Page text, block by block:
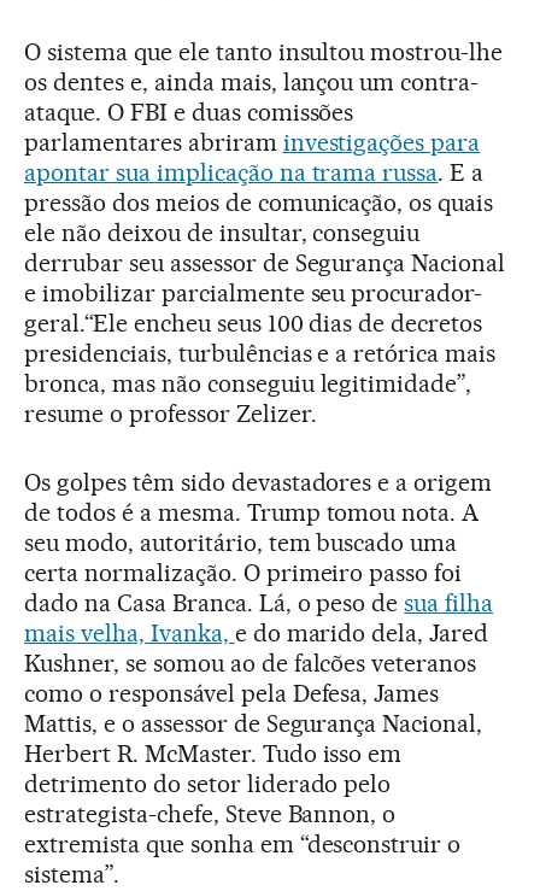
O sistema que ele tanto insultou mostrou-lhe
os dentes e, ainda mais, lançou um contra-
ataque. O FBI e duas comissões
parlamentares abriram investigações para
apontar sua implicação na trama russa. E a
pressão dos meios de comunicação, os quais
ele não deixou de insultar, conseguiu
derrubar seu assessor de Segurança Nacional
e imobilizar parcialmente seu procurador-
geral.“Ele encheu seus 100 dias de decretos
presidenciais, turbulências e a retórica mais
bronca, mas não conseguiu legitimidade”,
resume o professor Zelizer.
Os golpes têm sido devastadores e a origem
de todos é a mesma. Trump tomou nota. A
seu modo, autoritário, tem buscado uma
certa normalização. O primeiro passo foi
dado na Casa Branca. Lá, o peso desua filha
mais velha, Ivanka, e do marido dela, Jared
Kushner, se somou ao de falcões veteranos
como o responsável pela Defesa, James
Mattis, e o assessor de Segurança Nacional,
Herbert R. McMaster. Tudo isso em
detrimento do setor liderado pelo
estrategista-chefe, Steve Bannon, o
extremista que sonha em “desconstruir o
sistema”.